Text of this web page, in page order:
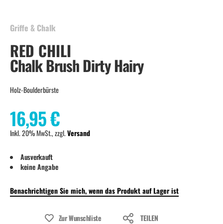
beginning
the
images
gallery
Griffe & Chalk
Chalk Brush Dirty Hairy
RED CHILI
Holz-Boulderbürste
16,95 €
Inkl. 20% MwSt., zzgl.Versand
Ausverkauft
keine Angabe
Benachrichtigen Sie mich, wenn das Produkt auf Lager ist
Zur Wunschliste TEILEN